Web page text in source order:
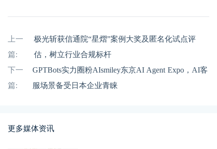
上一
篇:
极光斩获信通院“星熠”案例大奖及匿名化试点评
估，树立行业合规标杆
下一
篇:
GPTBots实力圈粉AIsmiley东京AI Agent Expo，AI客
服场景备受日本企业青睐
更多媒体资讯